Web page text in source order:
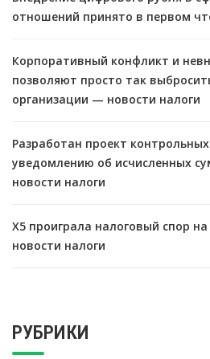
отношений принято в первом
Корпоративный конфликт и
позволяют просто так
организации — новости налоги
Разработан проект
уведомлению об исчисленных
новости налоги
X5 проиграла налоговый спор
новости налоги
РУБРИКИ